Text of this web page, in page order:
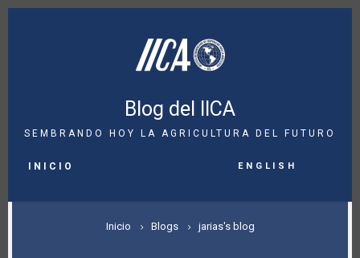
Pasar
Blog del IICA
SEMBRANDO HOY LA AGRICULTURA DEL FUTURO
NAVIGATION
INICIO English
SOBRESCRIBIR
Inicio Blogs jarias's blog